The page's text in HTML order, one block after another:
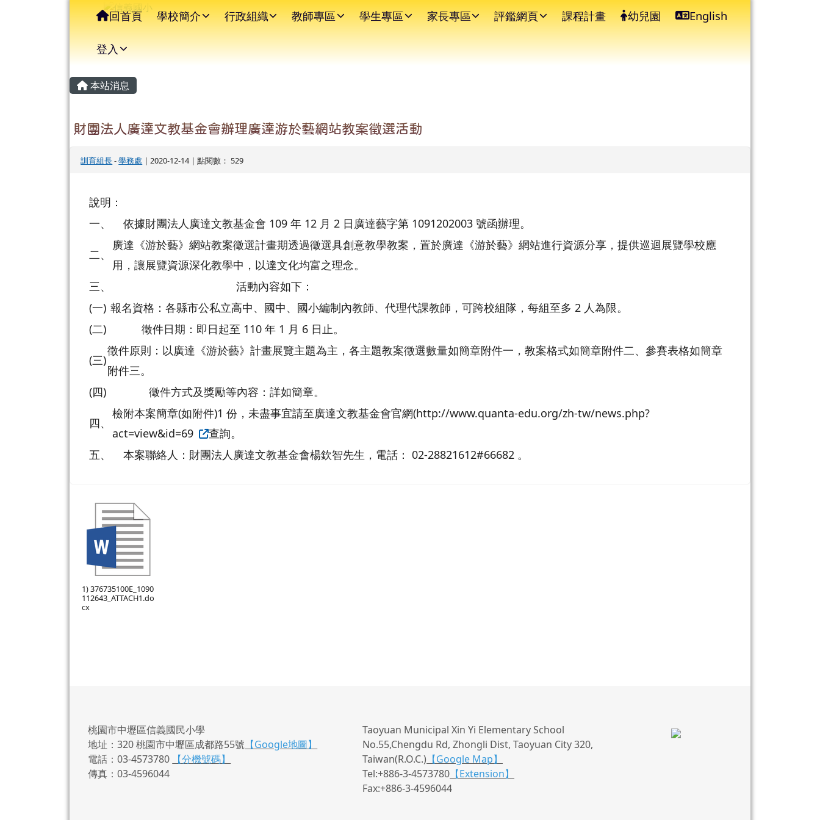
信義國小 ⏸
導覽列
回首頁 學校簡介 行政組織 教師專區 學生專區 家長專區 評鑑網頁 課程計畫 幼兒園 English
登入
主內容區域
本站消息
財團法人廣達文教基金會辦理廣達游於藝網站教案徵選活動
訓育組長-學務處 | 2020-12-14 | 點閱數： 529
說明：
一、
依據財團法人廣達文教基金會 109 年 12 月 2 日廣達藝字第 1091202003 號函辦理。
二、
廣達《游於藝》網站教案徵選計畫期透過徵選具創意教學教案，置於廣達《游於藝》網站進行資源分享，提供巡迴展覽學校應
用，讓展覽資源深化教學中，以達文化均富之理念。
三、
活動內容如下：
(一) 報名資格：各縣市公私立高中、國中、國小編制內教師、代理代課教師，可跨校組隊，每組至多 2 人為限。
(二)
徵件日期：即日起至 110 年 1 月 6 日止。
(三)
徵件原則：以廣達《游於藝》計畫展覽主題為主，各主題教案徵選數量如簡章附件一，教案格式如簡章附件二、參賽表格如簡章
附件三。
(四)
徵件方式及獎勵等內容：詳如簡章。
四、
檢附本案簡章(如附件)1 份，未盡事宜請至廣達文教基金會官網(http://www.quanta-edu.org/zh-tw/news.php?
act=view&id=69
查詢。
五、
本案聯絡人：財團法人廣達文教基金會楊欽智先生，電話： 02-28821612#66682 。
1) 376735100E_1090
112643_ATTACH1.do
cx
頁尾區域
桃園市中壢區信義國民小學
地址：320 桃園市中壢區成都路55號 【Google地圖】
電話：03-4573780
【分機號碼】
傳真：03-4596044
Taoyuan Municipal Xin Yi Elementary School
No.55,Chengdu Rd, Zhongli Dist, Taoyuan City 320,
Taiwan(R.O.C.) 【Google Map】
Tel:+886-3-4573780 【Extension】
Fax:+886-3-4596044